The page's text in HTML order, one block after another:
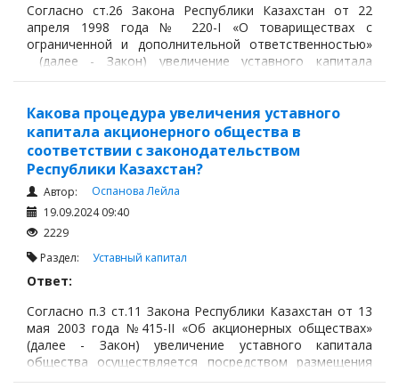
Согласно ст.26 Закона Республики Казахстан от 22
апреля 1998 года № 220-I «О товариществах с
ограниченной и дополнительной ответственностью»
(далее - Закон) увеличение уставного капитала
товарищества с ограниченной ответственностью
Увеличение уставного капитала товарищества с
ограниченной ответственностью может
осуществляться путем:
Какова процедура увеличения уставного
капитала акционерного общества в
соответствии с законодательством
Республики Казахстан?
Автор:
Оспанова Лейла
19.09.2024 09:40
2229
Раздел: Уставный капитал
Ответ:
Согласно п.3 ст.11 Закона Республики Казахстан от 13
мая 2003 года №415-II «Об акционерных обществах»
(далее - Закон) увеличение уставного капитала
общества осуществляется посредством размещения
объявленных акций общества.